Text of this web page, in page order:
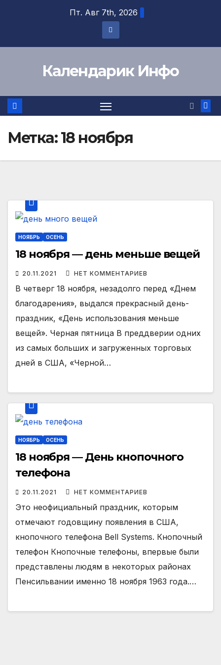
Пт. Авг 7th, 2026
Календарик Инфо
Метка:18 ноября
НОЯБРЬ ОСЕНЬ
18 ноября — день меньше вещей
20.11.2021 НЕТ КОММЕНТАРИЕВ
В четверг 18 ноября, незадолго перед «Днем
благодарения», выдался прекрасный день-
праздник, «День использования меньше
вещей». Черная пятница В преддверии одних
из самых больших и загруженных торговых
дней в США, «Черной…
НОЯБРЬ ОСЕНЬ
18 ноября — День кнопочного
телефона
20.11.2021 НЕТ КОММЕНТАРИЕВ
Это неофициальный праздник, которым
отмечают годовщину появления в США,
кнопочного телефона Bell Systems. Кнопочный
телефон Кнопочные телефоны, впервые были
представлены людям в некоторых районах
Пенсильвании именно 18 ноября 1963 года.…